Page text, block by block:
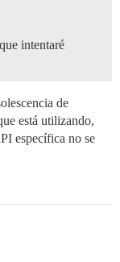
intentaré
de
está utilizando,
específica no se